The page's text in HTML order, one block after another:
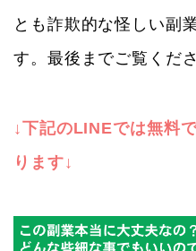
とも詐欺的な怪しい副
す。最後までご覧くださ
↓下記のLINEでは無料
ります↓